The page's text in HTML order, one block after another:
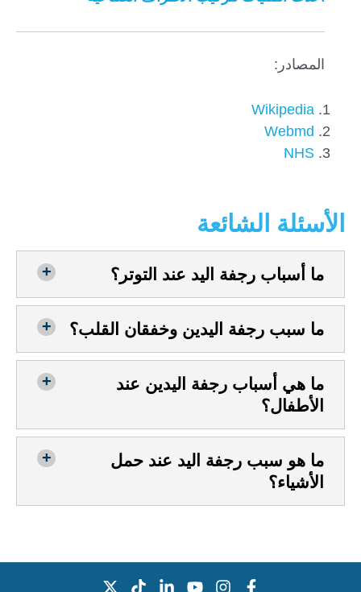
المصادر:
Wikipedia
Webmd
NHS
الأسئلة الشائعة
ما أسباب رجفة اليد عند التوتر؟
ما سبب رجفة اليدين وخفقان القلب؟
ما هي أسباب رجفة اليدين عند
الأطفال؟
ما هو سبب رجفة اليد عند حمل
الأشياء؟